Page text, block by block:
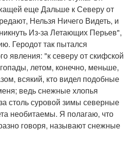
еще Дальше к Северу от
Нельзя Ничего Видеть, и
Из-за Летающих Перьев",
Геродот так пытался
явления: "к северу от скифской
летом, конечно, меньше,
всякий, кто видел подобные
ведь снежные хлопья
столь суровой зимы северные
необитаемы. Я полагаю, что
говоря, называют снежные